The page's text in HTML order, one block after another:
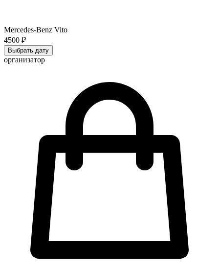
Mercedes-Benz Vito
4500 ₽
Выбрать дату
организатор